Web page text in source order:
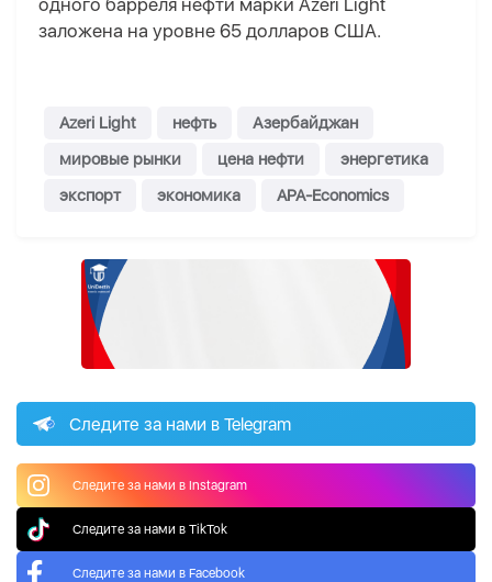
одного барреля нефти марки Azeri Light
заложена на уровне 65 долларов США.
Azeri Light нефть
Азербайджан
мировые рынки
цена нефти
энергетика
экспорт
экономика APA-Economics
Следите за нами в Telegram
Следите за нами в Instagram
Следите за нами в TikTok
Следите за нами в Facebook